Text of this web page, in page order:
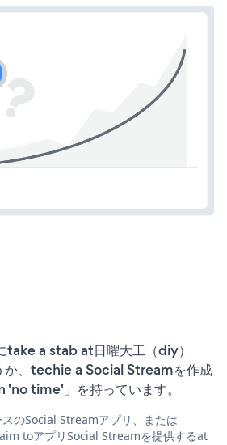
take a stab at日曜大工（diy）
、techie a Social Streamを作成
'no time'」を持っています。
のSocial Streamアプリ、または
toアプリSocial Streamを提供するat